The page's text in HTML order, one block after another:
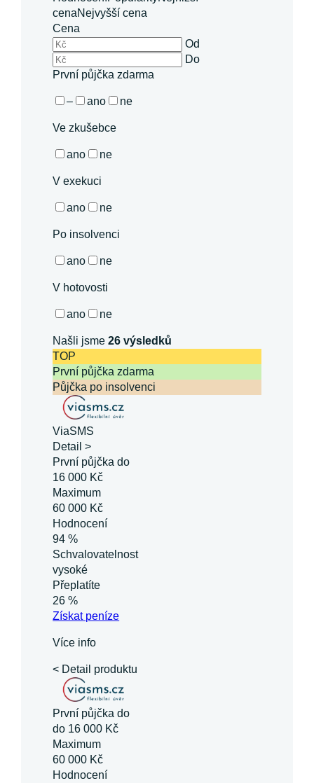
cenaNejvyšší cena
Cena
Od
Do
První půjčka zdarma
– ano ne
Ve zkušebce
ano ne
V exekuci
ano ne
Po insolvenci
ano ne
V hotovosti
ano ne
Našli jsme26 výsledků
TOP
První půjčka zdarma
Půjčka po insolvenci
ViaSMS
Detail >
První půjčka do
16 000 Kč
Maximum
60 000 Kč
Hodnocení
94 %
Schvalovatelnost
vysoké
Přeplatíte
26 %
Získatpeníze
Více info
< Detail produktu
První půjčka do
do 16 000 Kč
Maximum
60 000 Kč
Hodnocení